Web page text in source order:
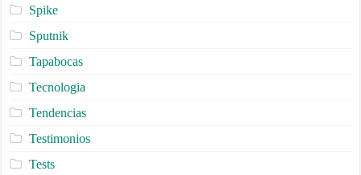
Spike
Sputnik
Tapabocas
Tecnologia
Tendencias
Testimonios
Tests